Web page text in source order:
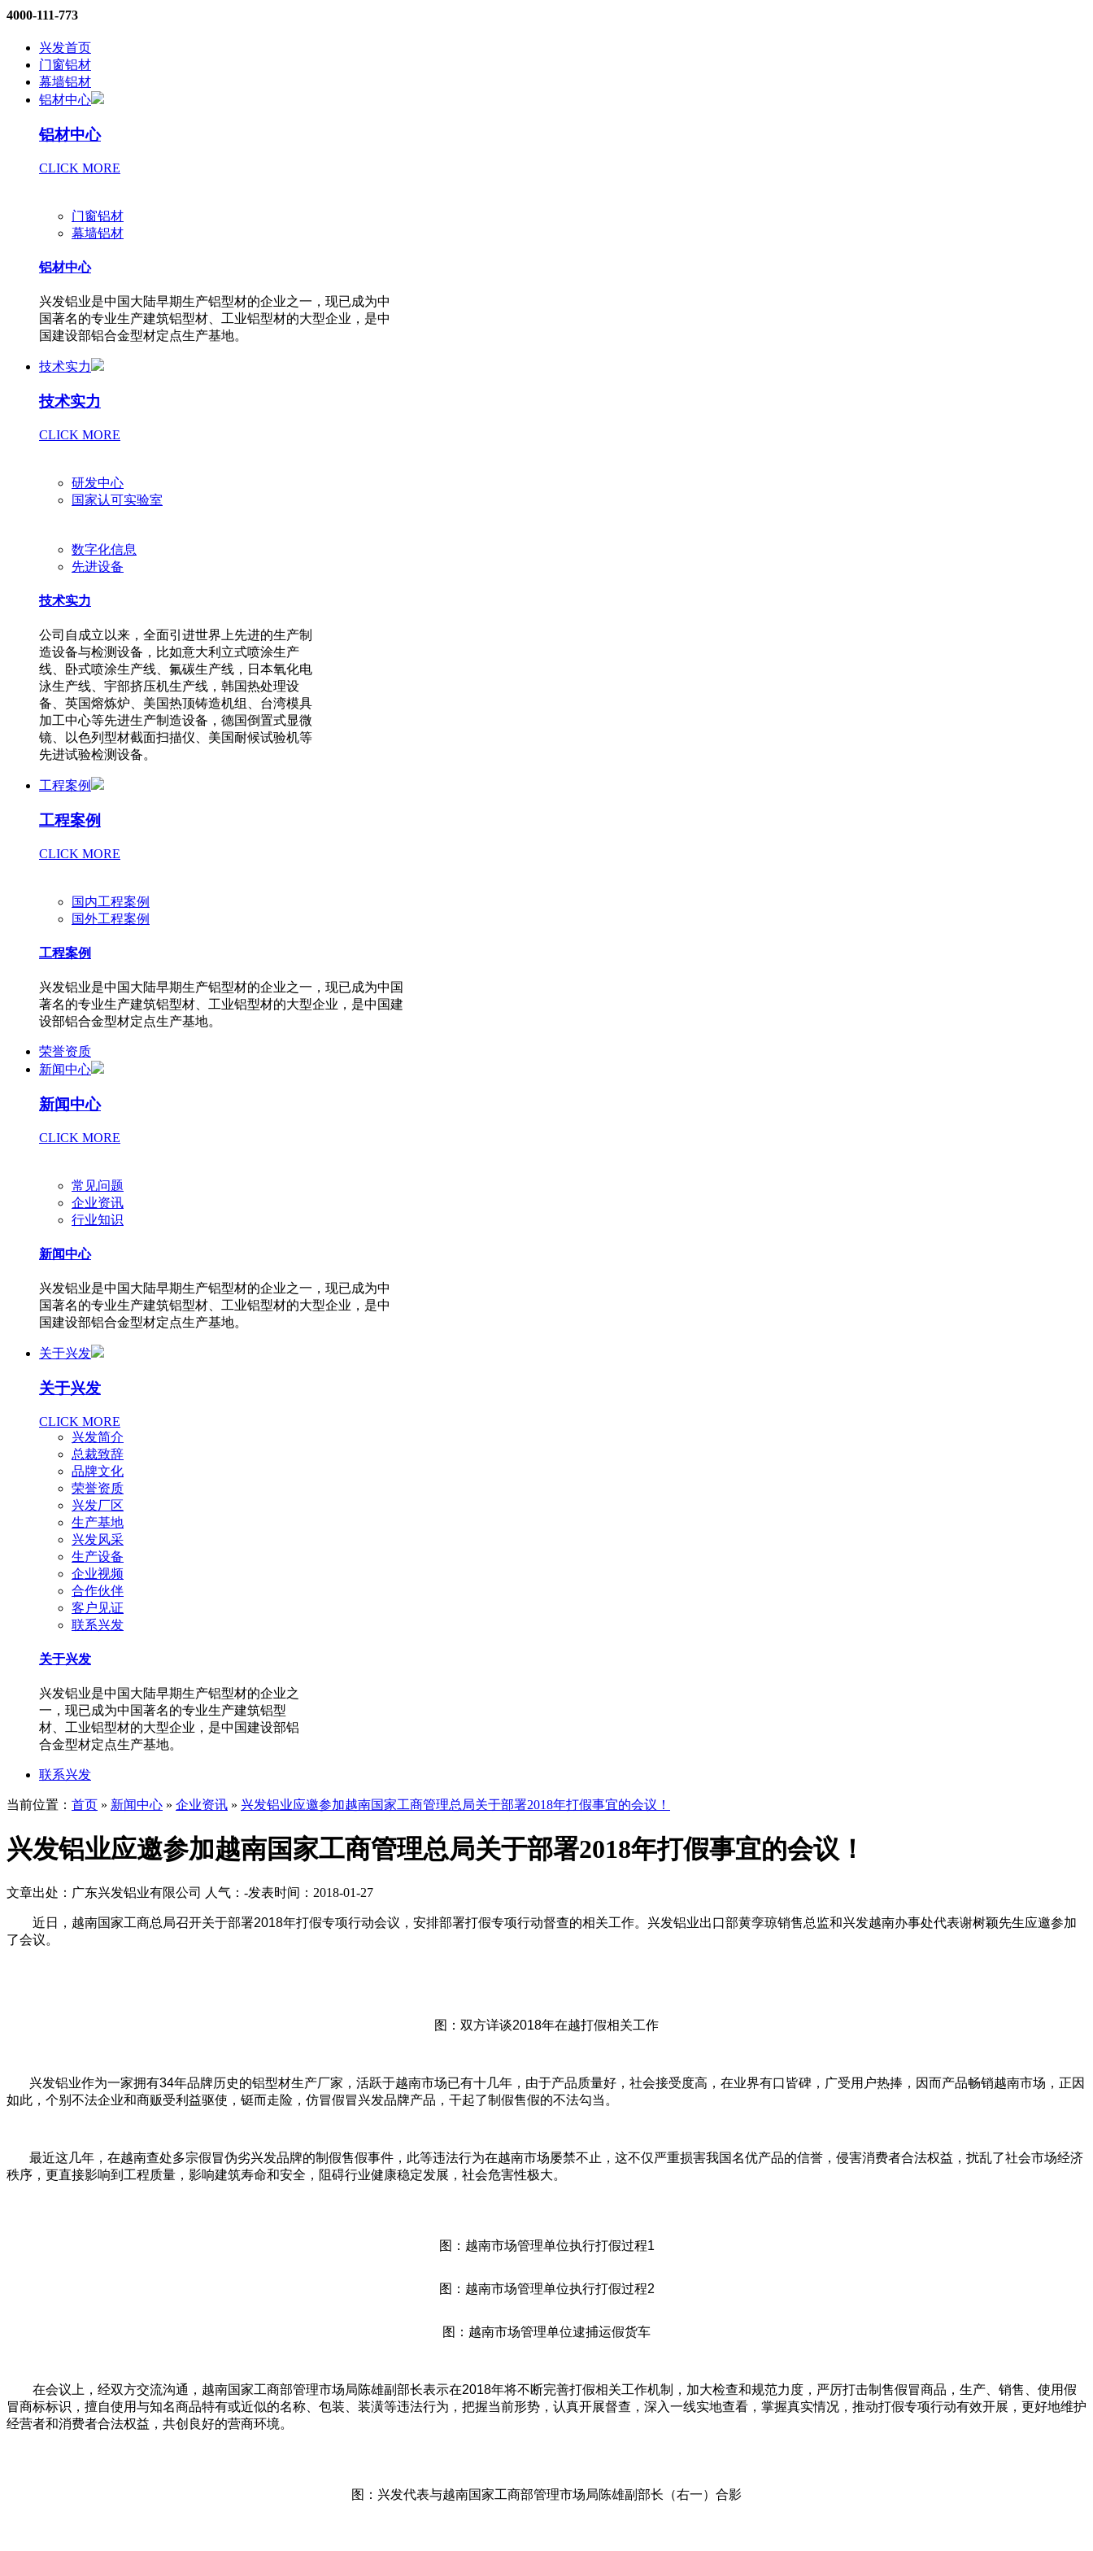
4000-111-773
兴发首页
门窗铝材
幕墙铝材
铝材中心
铝材中心
CLICK MORE
门窗铝材
幕墙铝材
铝材中心
兴发铝业是中国大陆早期生产铝型材的企业之一，现已成为中
国著名的专业生产建筑铝型材、工业铝型材的大型企业，是中
国建设部铝合金型材定点生产基地。
技术实力
技术实力
CLICK MORE
研发中心
国家认可实验室
数字化信息
先进设备
技术实力
公司自成立以来，全面引进世界上先进的生产制
造设备与检测设备，比如意大利立式喷涂生产
线、卧式喷涂生产线、氟碳生产线，日本氧化电
泳生产线、宇部挤压机生产线，韩国热处理设
备、英国熔炼炉、美国热顶铸造机组、台湾模具
加工中心等先进生产制造设备，德国倒置式显微
镜、以色列型材截面扫描仪、美国耐候试验机等
先进试验检测设备。
工程案例
工程案例
CLICK MORE
国内工程案例
国外工程案例
工程案例
兴发铝业是中国大陆早期生产铝型材的企业之一，现已成为中国
著名的专业生产建筑铝型材、工业铝型材的大型企业，是中国建
设部铝合金型材定点生产基地。
荣誉资质
新闻中心
新闻中心
CLICK MORE
常见问题
企业资讯
行业知识
新闻中心
兴发铝业是中国大陆早期生产铝型材的企业之一，现已成为中
国著名的专业生产建筑铝型材、工业铝型材的大型企业，是中
国建设部铝合金型材定点生产基地。
关于兴发
关于兴发
CLICK MORE
兴发简介
总裁致辞
品牌文化
荣誉资质
兴发厂区
生产基地
兴发风采
生产设备
企业视频
合作伙伴
客户见证
联系兴发
关于兴发
兴发铝业是中国大陆早期生产铝型材的企业之
一，现已成为中国著名的专业生产建筑铝型
材、工业铝型材的大型企业，是中国建设部铝
合金型材定点生产基地。
联系兴发
当前位置： 首页 » 新闻中心 » 企业资讯 » 兴发铝业应邀参加越南国家工商管理总局关于部署2018年打假事宜的会议！
兴发铝业应邀参加越南国家工商管理总局关于部署2018年打假事宜的会议！
文章出处：广东兴发铝业有限公司 人气： -发表时间：2018-01-27
近日，越南国家工商总局召开关于部署2018年打假专项行动会议，安排部署打假专项行动督查的相关工作。兴发铝业出口部黄孪琼销售总监和兴发越南办事处代表谢树颖先生应邀参加
了会议。
图：双方详谈2018年在越打假相关工作
兴发铝业作为一家拥有34年品牌历史的铝型材生产厂家，活跃于越南市场已有十几年，由于产品质量好，社会接受度高，在业界有口皆碑，广受用户热捧，因而产品畅销越南市场，正因
如此，个别不法企业和商贩受利益驱使，铤而走险，仿冒假冒兴发品牌产品，干起了制假售假的不法勾当。
最近这几年，在越南查处多宗假冒伪劣兴发品牌的制假售假事件，此等违法行为在越南市场屡禁不止，这不仅严重损害我国名优产品的信誉，侵害消费者合法权益，扰乱了社会市场经济
秩序，更直接影响到工程质量，影响建筑寿命和安全，阻碍行业健康稳定发展，社会危害性极大。
图：越南市场管理单位执行打假过程1
图：越南市场管理单位执行打假过程2
图：越南市场管理单位逮捕运假货车
在会议上，经双方交流沟通，越南国家工商部管理市场局陈雄副部长表示在2018年将不断完善打假相关工作机制，加大检查和规范力度，严厉打击制售假冒商品，生产、销售、使用假
冒商标标识，擅自使用与知名商品特有或近似的名称、包装、装潢等违法行为，把握当前形势，认真开展督查，深入一线实地查看，掌握真实情况，推动打假专项行动有效开展，更好地维护
经营者和消费者合法权益，共创良好的营商环境。
图：兴发代表与越南国家工商部管理市场局陈雄副部长（右一）合影